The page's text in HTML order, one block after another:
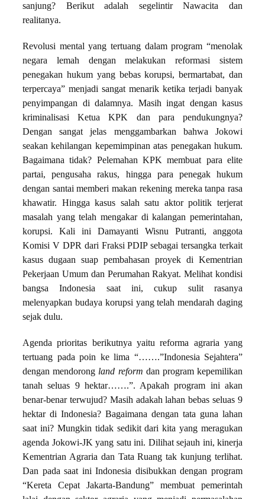
sanjung? Berikut adalah segelintir Nawacita dan
realitanya.
Revolusi mental yang tertuang dalam program “menolak
negara lemah dengan melakukan reformasi sistem
penegakan hukum yang bebas korupsi, bermartabat, dan
terpercaya” menjadi sangat menarik ketika terjadi banyak
penyimpangan di dalamnya. Masih ingat dengan kasus
kriminalisasi Ketua KPK dan para pendukungnya?
Dengan sangat jelas menggambarkan bahwa Jokowi
seakan kehilangan kepemimpinan atas penegakan hukum.
Bagaimana tidak? Pelemahan KPK membuat para elite
partai, pengusaha rakus, hingga para penegak hukum
dengan santai memberi makan rekening mereka tanpa rasa
khawatir. Hingga kasus salah satu aktor politik terjerat
masalah yang telah mengakar di kalangan pemerintahan,
korupsi. Kali ini Damayanti Wisnu Putranti, anggota
Komisi V DPR dari Fraksi PDIP sebagai tersangka terkait
kasus dugaan suap pembahasan proyek di Kementrian
Pekerjaan Umum dan Perumahan Rakyat. Melihat kondisi
bangsa Indonesia saat ini, cukup sulit rasanya
melenyapkan budaya korupsi yang telah mendarah daging
sejak dulu.
Agenda prioritas berikutnya yaitu reforma agraria yang
tertuang pada poin ke lima “…….”Indonesia Sejahtera”
dengan mendorong land reform dan program kepemilikan
tanah seluas 9 hektar…….”. Apakah program ini akan
benar-benar terwujud? Masih adakah lahan bebas seluas 9
hektar di Indonesia? Bagaimana dengan tata guna lahan
saat ini? Mungkin tidak sedikit dari kita yang meragukan
agenda Jokowi-JK yang satu ini. Dilihat sejauh ini, kinerja
Kementrian Agraria dan Tata Ruang tak kunjung terlihat.
Dan pada saat ini Indonesia disibukkan dengan program
“Kereta Cepat Jakarta-Bandung” membuat pemerintah